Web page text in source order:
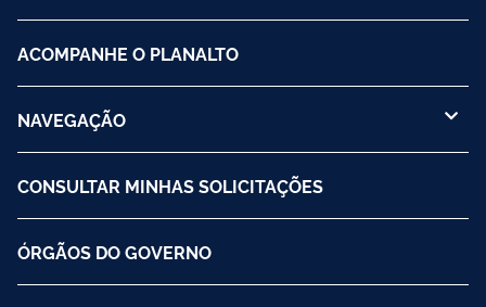
ACOMPANHE O PLANALTO
NAVEGAÇÃO
CONSULTAR MINHAS SOLICITAÇÕES
ÓRGÃOS DO GOVERNO